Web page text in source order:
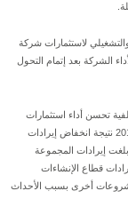
لاستثمارات شركة
الشركة بعد إتمام التحول
5146.7 مليون جم في ختام عام 2012 على خلفية تحسن أداء استثمارات
قطاعيْ الطاقة والأغذية. ويمثل ذلك تراجعًا بمعدل 4.4% عن عام 2011 نتيجة انخفاض إيرادات
إيرادات المجموعة
قطاع الإنشاءات
أخرى بسبب الأحداث